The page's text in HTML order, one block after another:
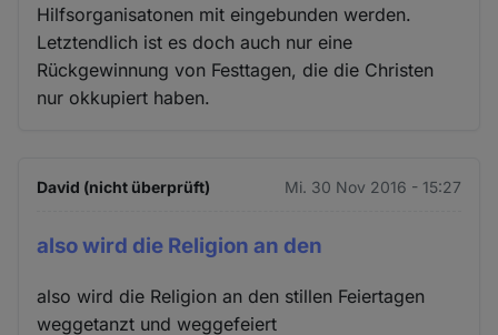
Hilfsorganisatonen mit eingebunden werden.
Letztendlich ist es doch auch nur eine
Rückgewinnung von Festtagen, die die Christen
nur okkupiert haben.
David (nicht überprüft) Mi. 30 Nov 2016 - 15:27
also wird die Religion an den
also wird die Religion an den stillen Feiertagen
weggetanzt und weggefeiert